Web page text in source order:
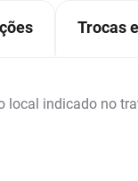
Trocas
local indicado no